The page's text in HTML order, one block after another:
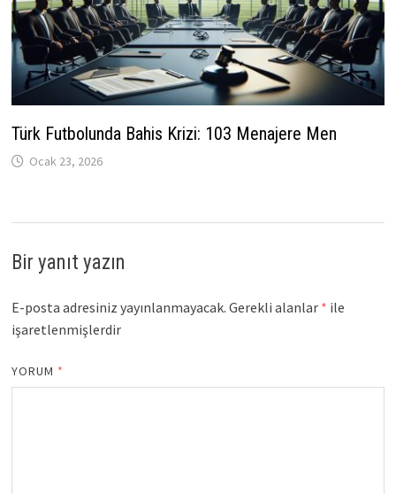
Türk Futbolunda Bahis Krizi: 103 Menajere Men
Ocak 23, 2026
Bir yanıt yazın
E-posta adresiniz yayınlanmayacak. Gerekli alanlar * ile
işaretlenmişlerdir
YORUM *